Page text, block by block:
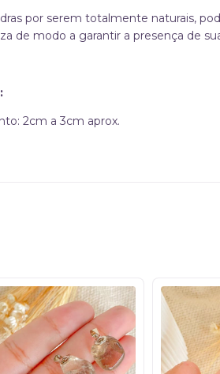
por serem totalmente naturais,
de modo a garantir a presença de
2cm a 3cm aprox.